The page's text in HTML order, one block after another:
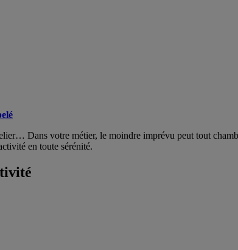
Dans votre métier, le moindre imprévu peut tout
en toute sérénité.